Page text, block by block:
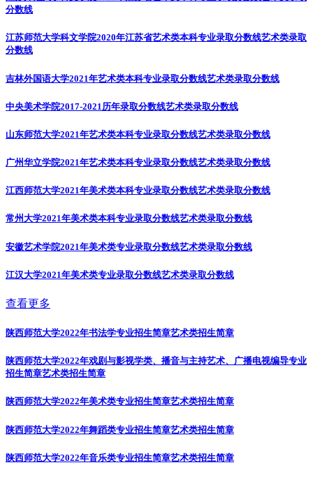
分数线
江苏师范大学科文学院2020年江苏省艺术类本科专业录取分数线艺术类录取
分数线
吉林外国语大学2021年艺术类本科专业录取分数线艺术类录取分数线
中央美术学院2017-2021历年录取分数线艺术类录取分数线
山东师范大学2021年艺术类本科专业录取分数线艺术类录取分数线
广州华立学院2021年艺术类本科专业录取分数线艺术类录取分数线
江西师范大学2021年美术类本科专业录取分数线艺术类录取分数线
常州大学2021年美术类本科专业录取分数线艺术类录取分数线
安徽艺术学院2021年美术类专业录取分数线艺术类录取分数线
江汉大学2021年美术类专业录取分数线艺术类录取分数线
查看更多
陕西师范大学2022年书法学专业招生简章艺术类招生简章
陕西师范大学2022年戏剧与影视学类、播音与主持艺术、广播电视编导专业
招生简章艺术类招生简章
陕西师范大学2022年美术类专业招生简章艺术类招生简章
陕西师范大学2022年舞蹈类专业招生简章艺术类招生简章
陕西师范大学2022年音乐类专业招生简章艺术类招生简章